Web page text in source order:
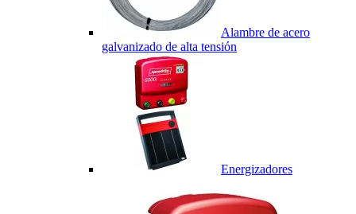
Alambre de acero
galvanizado de alta tensión
Energizadores